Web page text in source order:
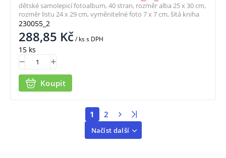
230055_2
288,85 Kč/ kss DPH
15 ks
Koupit
dětské samolepicí fotoalbum, 40 stran, rozměr alba 25 x 30 cm,
rozměr listu 24 x 29 cm, vyměnitelné foto 7 x 7 cm, šitá kniha
Načíst další
1 2